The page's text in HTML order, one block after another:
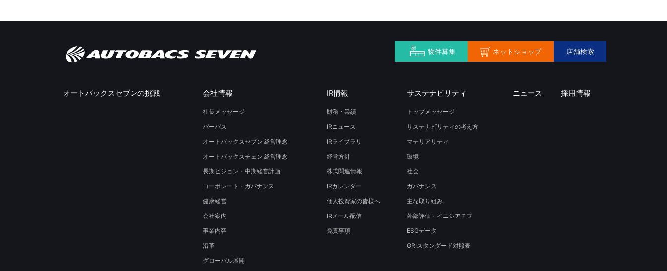
物件募集 ネットショップ 店舗検索
オートバックスセブンの挑戦 会社情報
社長メッセージ
パーパス
オートバックスセブン 経営理念
オートバックスチェン 経営理念
長期ビジョン・中期経営計画
コーポレート・ガバナンス
健康経営
会社案内
事業内容
沿革
グローバル展開
IR情報
財務・業績
IRニュース
IRライブラリ
経営方針
株式関連情報
IRカレンダー
個人投資家の皆様へ
IRメール配信
免責事項
サステナビリティ
トップメッセージ
サステナビリティの考え方
マテリアリティ
環境
社会
ガバナンス
主な取り組み
外部評価・イニシアチブ
ESGデータ
GRIスタンダード対照表
ニュース 採用情報